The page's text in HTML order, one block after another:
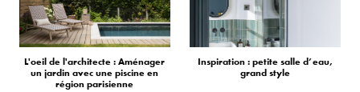
L'oeil de l'architecte : Aménager
un jardin avec une piscine en
région parisienne
Inspiration : petite salle d’eau,
grand style